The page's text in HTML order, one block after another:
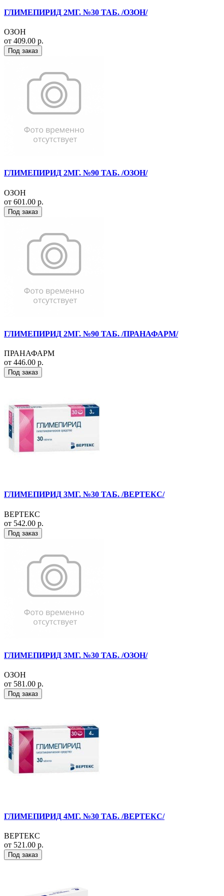
ГЛИМЕПИРИД 2МГ. №30 ТАБ. /ОЗОН/
ОЗОН
от 409.00 р.
Под заказ
ГЛИМЕПИРИД 2МГ. №90 ТАБ. /ОЗОН/
ОЗОН
от 601.00 р.
Под заказ
ГЛИМЕПИРИД 2МГ. №90 ТАБ. /ПРАНАФАРМ/
ПРАНАФАРМ
от 446.00 р.
Под заказ
ГЛИМЕПИРИД 3МГ. №30 ТАБ. /ВЕРТЕКС/
ВЕРТЕКС
от 542.00 р.
Под заказ
ГЛИМЕПИРИД 3МГ. №30 ТАБ. /ОЗОН/
ОЗОН
от 581.00 р.
Под заказ
ГЛИМЕПИРИД 4МГ. №30 ТАБ. /ВЕРТЕКС/
ВЕРТЕКС
от 521.00 р.
Под заказ